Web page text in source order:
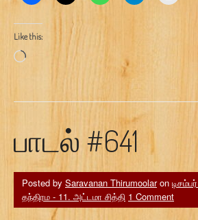
Like this:
Loading…
பாடல் #641
Posted by Saravanan Thirumoolaron
தந்திரம - 11. அட்டமா சித்தி 1 Comment